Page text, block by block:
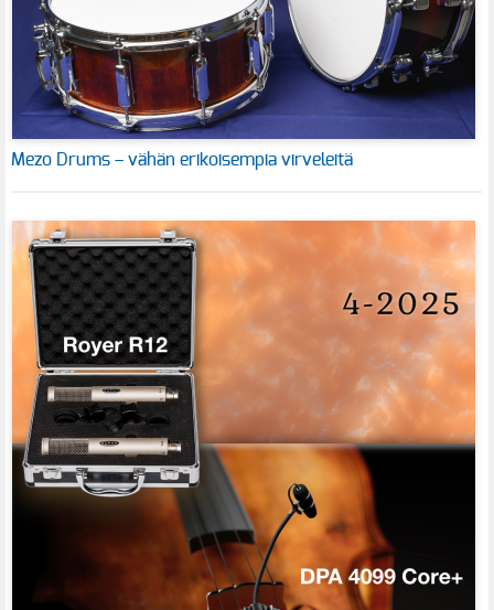
Mezo Drums – vähän erikoisempia virveleitä